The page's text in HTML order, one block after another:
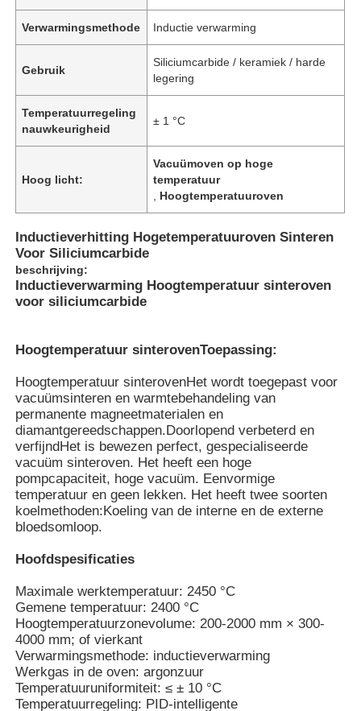
Huis
Producten
VR-show
Verwarmingsmethode Inductie verwarming
Gebruik
Siliciumcarbide / keramiek / harde
legering
Temperatuurregeling
nauwkeurigheid
± 1 °C
Hoog licht:
Vacuümoven op hoge
temperatuur
Hoogtemperatuuroven
Inductieverhitting Hogetemperatuuroven Sinteren
Voor Siliciumcarbide
beschrijving:
Inductieverwarming Hoogtemperatuur sinteroven
voor siliciumcarbide
Hoogtemperatuur sinterovenToepassing:
Hoogtemperatuur sinterovenHet wordt toegepast voor
vacuümsinteren en warmtebehandeling van
permanente magneetmaterialen en
diamantgereedschappen.Doorlopend verbeterd en
verfijndHet is bewezen perfect, gespecialiseerde
vacuüm sinteroven. Het heeft een hoge
pompcapaciteit, hoge vacuüm. Eenvormige
temperatuur en geen lekken. Het heeft twee soorten
koelmethoden:Koeling van de interne en de externe
bloedsomloop.
Hoofdspesificaties
Maximale werktemperatuur: 2450 °C
Gemene temperatuur: 2400 °C
Hoogtemperatuurzonevolume: 200-2000 mm × 300-
4000 mm; of vierkant
Verwarmingsmethode: inductieverwarming
Werkgas in de oven: argonzuur
Temperatuuruniformiteit: ≤ ± 10 °C
Temperatuurregeling: PID-intelligente